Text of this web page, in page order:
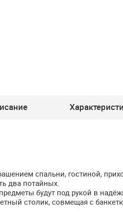
спальни, гостиной,
два потайных.
будут под рукой в
столик, совмещая с